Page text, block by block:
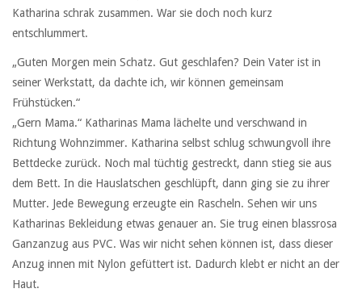
Katharina schrak zusammen. War sie doch noch kurz
entschlummert.
„Guten Morgen mein Schatz. Gut geschlafen? Dein Vater ist in
seiner Werkstatt, da dachte ich, wir können gemeinsam
Frühstücken.“
„Gern Mama.“ Katharinas Mama lächelte und verschwand in
Richtung Wohnzimmer. Katharina selbst schlug schwungvoll ihre
Bettdecke zurück. Noch mal tüchtig gestreckt, dann stieg sie aus
dem Bett. In die Hauslatschen geschlüpft, dann ging sie zu ihrer
Mutter. Jede Bewegung erzeugte ein Rascheln. Sehen wir uns
Katharinas Bekleidung etwas genauer an. Sie trug einen blassrosa
Ganzanzug aus PVC. Was wir nicht sehen können ist, dass dieser
Anzug innen mit Nylon gefüttert ist. Dadurch klebt er nicht an der
Haut.